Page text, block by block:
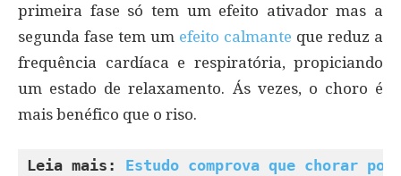
primeira fase só tem um efeito ativador mas a
segunda fase tem um efeito calmante que reduz a
frequência cardíaca e respiratória, propiciando
um estado de relaxamento. Ás vezes, o choro é
mais benéfico que o riso.
Leia mais: Estudo comprova que chorar